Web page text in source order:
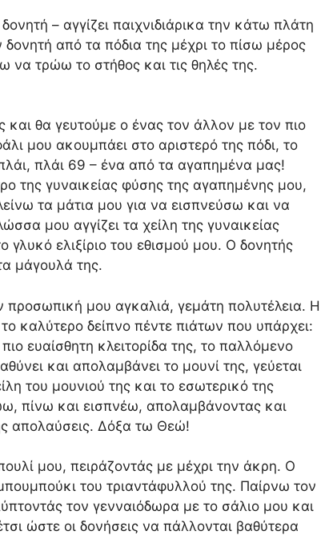
– αγγίζει παιχνιδιάρικα την κάτω πλάτη
από τα πόδια της μέχρι το πίσω μέρος
τρώω το στήθος και τις θηλές της.
και θα γευτούμε ο ένας τον άλλον με τον πιο
μου ακουμπάει στο αριστερό της πόδι, το
πλάι 69 – ένα από τα αγαπημένα μας!
της γυναικείας φύσης της αγαπημένης μου,
τα μάτια μου για να εισπνεύσω και να
μου αγγίζει τα χείλη της γυναικείας
γλυκό ελιξίριο του εθισμού μου. Ο δονητής
μάγουλά της.
μου αγκαλιά, γεμάτη πολυτέλεια. Η
καλύτερο δείπνο πέντε πιάτων που υπάρχει:
ευαίσθητη κλειτορίδα της, το παλλόμενο
και απολαμβάνει το μουνί της, γεύεται
του μουνιού της και το εσωτερικό της
πίνω και εισπνέω, απολαμβάνοντας και
απολαύσεις. Δόξα τω Θεώ!
μου, πειράζοντάς με μέχρι την άκρη. Ο
του τριαντάφυλλού της. Παίρνω τον
τον γενναιόδωρα με το σάλιο μου και
ώστε οι δονήσεις να πάλλονται βαθύτερα